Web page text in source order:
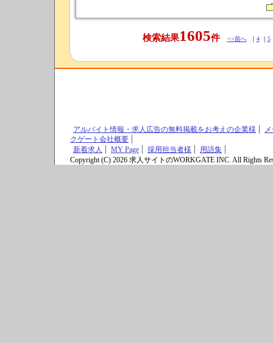
検索結果1605件 <<前へ｜ 4｜ 5
アルバイト情報・求人広告の無料掲載をお考えの企業様
クゲート会社概要
新着求人
MY Page 採用担当者様
用語集
Copyright (C) 2026 求人サイトのWORKGATE INC. All Rights